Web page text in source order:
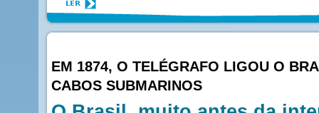
EM 1874, O TELÉGRAFO LIGOU O
CABOS SUBMARINOS